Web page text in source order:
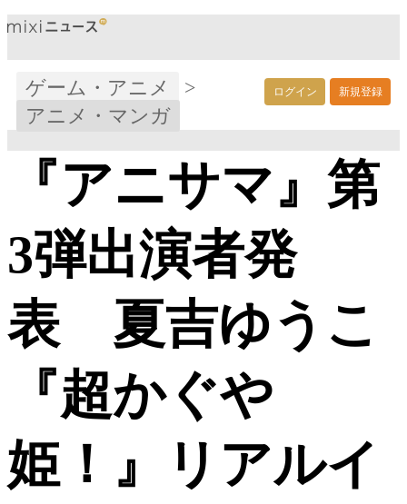
ログイン 新規登録
ゲーム・アニメ
>
アニメ・マンガ
『アニサマ』第
3弾出演者発
表 夏吉ゆうこ
『超かぐや
姫！』リアルイ